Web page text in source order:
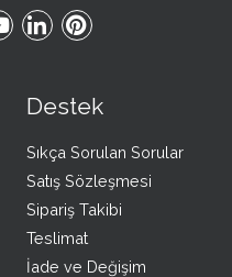
Destek
Sıkça Sorulan Sorular
Satış Sözleşmesi
Sipariş Takibi
Teslimat
İade ve Değişim